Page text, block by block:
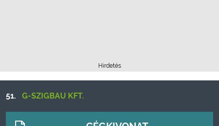
Hirdetés
51. G-SZIGBAU KFT.